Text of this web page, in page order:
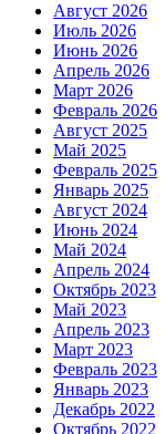
Август 2026
Июль 2026
Июнь 2026
Апрель 2026
Март 2026
Февраль 2026
Август 2025
Май 2025
Февраль 2025
Январь 2025
Август 2024
Июнь 2024
Май 2024
Апрель 2024
Октябрь 2023
Май 2023
Апрель 2023
Март 2023
Февраль 2023
Январь 2023
Декабрь 2022
Октябрь 2022